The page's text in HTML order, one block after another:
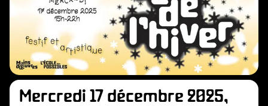
Mercredi 17 décembre 2025,